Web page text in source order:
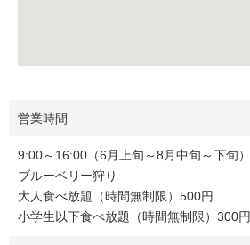
営業時間
9:00～16:00（6月上旬～8月中旬～下旬）
ブルーベリー狩り
大人食べ放題（時間無制限）500円
小学生以下食べ放題（時間無制限）300円